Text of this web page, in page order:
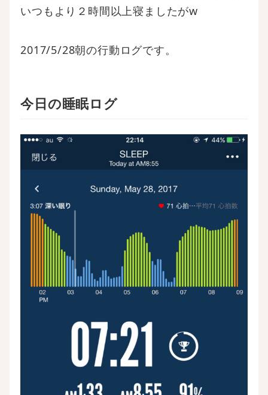
いつもより２時間以上寝ましたがw
2017/5/28朝の行動ログです。
今日の睡眠ログ